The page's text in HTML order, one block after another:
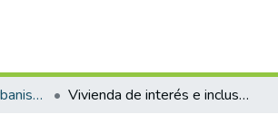
E.P. Arquitectura y Urbanismo Vivienda de interés e inclusión social, satisfacción de las necesidades de los usuarios en la Ciudad de Juliaca 2022